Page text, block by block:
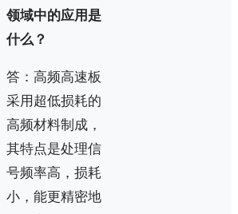
领域中的应用是
什么？
答：高频高速板
采用超低损耗的
高频材料制成，
其特点是处理信
号频率高，损耗
小，能更精密地